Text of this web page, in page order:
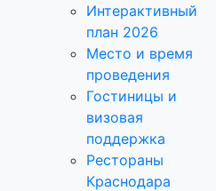
Интерактивный
план 2026
Место и время
проведения
Гостиницы и
визовая
поддержка
Рестораны
Краснодара